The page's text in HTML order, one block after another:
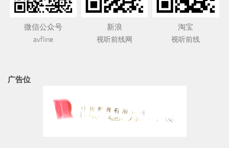
微信公众号
avfline
新浪
视听前线网
淘宝
视听前线
广告位